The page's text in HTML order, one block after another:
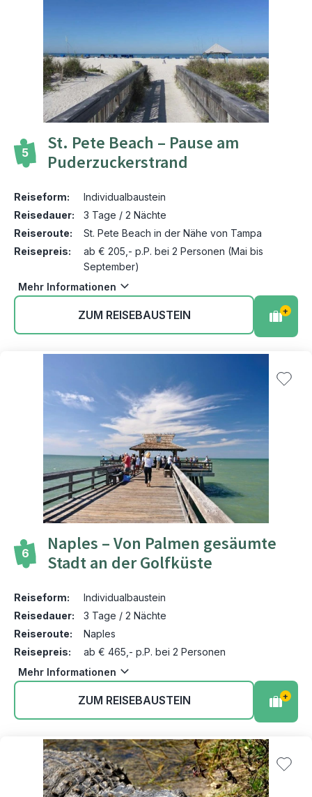
5
St. Pete Beach – Pause am
Puderzuckerstrand
Reiseform:
Individualbaustein
Reisedauer:
3 Tage / 2 Nächte
Reiseroute:
St. Pete Beach in der Nähe von Tampa
Reisepreis:
ab € 205,- p.P. bei 2 Personen (Mai bis
September)
Mehr Informationen
ZUM REISEBAUSTEIN +
6
Naples – Von Palmen gesäumte
Stadt an der Golfküste
Reiseform:
Individualbaustein
Reisedauer:
3 Tage / 2 Nächte
Reiseroute:
Naples
Reisepreis:
ab € 465,- p.P. bei 2 Personen
Mehr Informationen
ZUM REISEBAUSTEIN +